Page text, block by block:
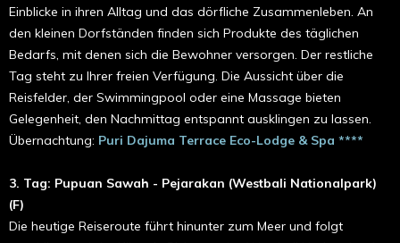
Einblicke in ihren Alltag und das dörfliche Zusammenleben. An
den kleinen Dorfständen finden sich Produkte des täglichen
Bedarfs, mit denen sich die Bewohner versorgen. Der restliche
Tag steht zu Ihrer freien Verfügung. Die Aussicht über die
Reisfelder, der Swimmingpool oder eine Massage bieten
Gelegenheit, den Nachmittag entspannt ausklingen zu lassen.
Übernachtung: Puri Dajuma Terrace Eco-Lodge & Spa ****
3. Tag: Pupuan Sawah - Pejarakan (Westbali Nationalpark)
(F)
Die heutige Reiseroute führt hinunter zum Meer und folgt